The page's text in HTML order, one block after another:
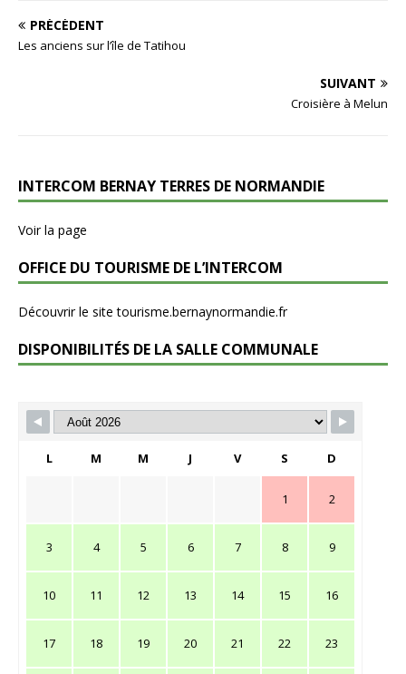
PRÉCÉDENT
Les anciens sur l’île de Tatihou
SUIVANT
Croisière à Melun
INTERCOM BERNAY TERRES DE NORMANDIE
Voir la page
OFFICE DU TOURISME DE L’INTERCOM
Découvrir le site tourisme.bernaynormandie.fr
DISPONIBILITÉS DE LA SALLE COMMUNALE
L M M J V S D
1 2
3 4 5 6 7 8 9
10 11 12 13 14 15 16
17 18 19 20 21 22 23